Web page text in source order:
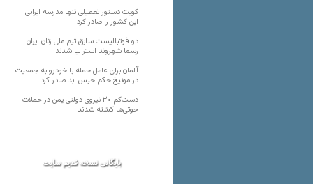
کویت دستور تعطیلی تنها مدرسه ایرانی
این کشور را صادر کرد
دو فوتبالیست سابق تیم ملی زنان ایران
رسما شهروند استرالیا شدند
آلمان برای عامل حمله با خودرو به جمعیت
در مونیخ حکم حبس ابد صادر کرد
دست‌کم ۳۰ نیروی دولتی یمن در حملات
حوثی‌ها کشته شدند
بایگانی نسخه قدیم سایت